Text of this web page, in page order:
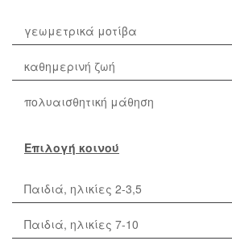
γεωμετρικά μοτίβα
καθημερινή ζωή
πολυαισθητική μάθηση
Επιλογή κοινού
Παιδιά, ηλικίες 2-3,5
Παιδιά, ηλικίες 7-10